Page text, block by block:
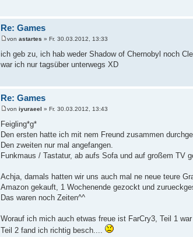
Re: Games
von astartes » Fr. 30.03.2012, 13:33
ich geb zu, ich hab weder Shadow of Chernobyl noch
war ich nur tagsüber unterwegs XD
Re: Games
von iyuraeel » Fr. 30.03.2012, 13:43
Feigling*g*
Den ersten hatte ich mit nem Freund zusammen
Den zweiten nur mal angefangen.
Funkmaus / Tastatur, ab aufs Sofa und auf großem TV
Achja, damals hatten wir uns auch mal ne neue teure
Amazon gekauft, 1 Wochenende gezockt und
Das waren noch Zeiten^^
Worauf ich mich auch etwas freue ist FarCry3, Teil 1
Teil 2 fand ich richtig besch....